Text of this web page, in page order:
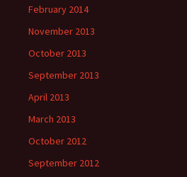
February 2014
November 2013
October 2013
September 2013
April 2013
March 2013
October 2012
September 2012